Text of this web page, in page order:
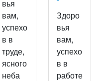
вья
вам,
успехо
в в
труде,
ясного
неба
Здоро
вья
вам,
успехо
в в
работе